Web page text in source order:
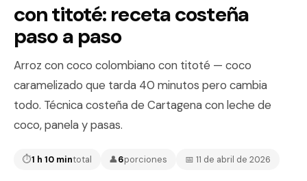
con titoté: receta costeña
paso a paso
Arroz con coco colombiano con titoté — coco
caramelizado que tarda 40 minutos pero cambia
todo. Técnica costeña de Cartagena con leche de
coco, panela y pasas.
⏱1 h 10 mintotal 👤6porciones 📅 11 de abril de 2026